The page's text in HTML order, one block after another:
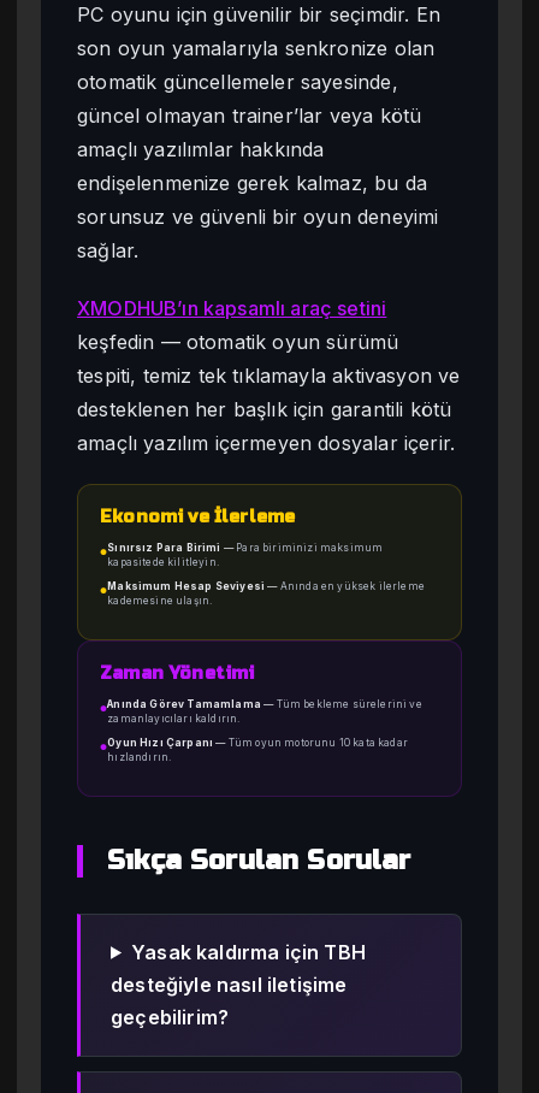
PC oyunu için güvenilir bir seçimdir. En
son oyun yamalarıyla senkronize olan
otomatik güncellemeler sayesinde,
güncel olmayan trainer’lar veya kötü
amaçlı yazılımlar hakkında
endişelenmenize gerek kalmaz, bu da
sorunsuz ve güvenli bir oyun deneyimi
sağlar.
XMODHUB’ın kapsamlı araç setini
keşfedin — otomatik oyun sürümü
tespiti, temiz tek tıklamayla aktivasyon ve
desteklenen her başlık için garantili kötü
amaçlı yazılım içermeyen dosyalar içerir.
Ekonomi ve İlerleme
●Sınırsız Para Birimi — Para biriminizi maksimum
kapasitede kilitleyin.
● Maksimum Hesap Seviyesi — Anında en yüksek ilerleme
kademesine ulaşın.
Zaman Yönetimi
●Anında Görev Tamamlama — Tüm bekleme sürelerini ve
zamanlayıcıları kaldırın.
●Oyun Hızı Çarpanı — Tüm oyun motorunu 10 kata kadar
hızlandırın.
Sıkça Sorulan Sorular
Yasak kaldırma için TBH
desteğiyle nasıl iletişime
geçebilirim?